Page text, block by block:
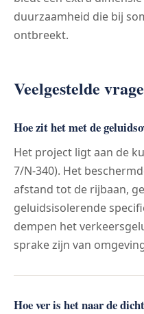
duurzaamheid die bij
ontbreekt.
Veelgestelde
Hoe zit het met de
Het project ligt aan de
7/N-340). Het
afstand tot de rijbaan,
geluidsisolerende
dempen het
sprake zijn van
Hoe ver is het naar de